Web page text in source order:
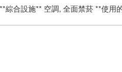
綜合設施** 空調, 全面禁菸 **使用